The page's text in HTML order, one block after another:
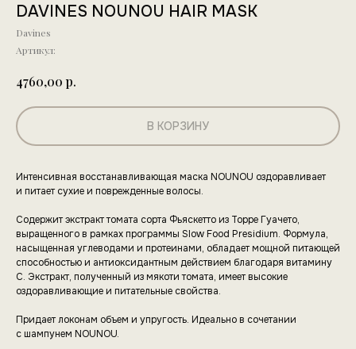
DAVINES NOUNOU HAIR MASK
Davines
Артикул:
4760,00 р.
В КОРЗИНУ
Интенсивная восстанавливающая маска NOUNOU оздоравливает
и питает сухие и поврежденные волосы.
Содержит экстракт томата сорта Фьяскетто из Торре Гуачето,
выращенного в рамках программы Slow Food Presidium. Формула,
насыщенная углеводами и протеинами, обладает мощной питающей
способностью и антиоксидантным действием благодаря витамину
С. Экстракт, полученный из мякоти томата, имеет высокие
оздоравливающие и питательные свойства.
Придает локонам объем и упругость. Идеально в сочетании
с шампунем NOUNOU.